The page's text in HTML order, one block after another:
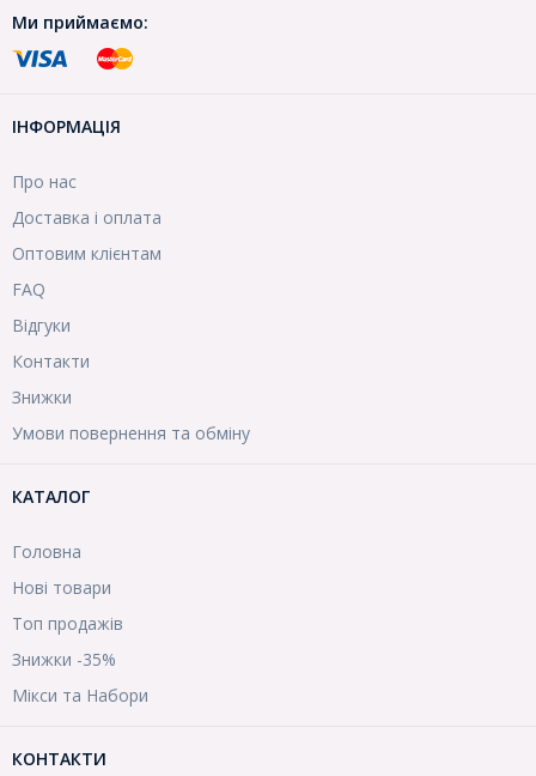
Ми приймаємо:
ІНФОРМАЦІЯ
Про нас
Доставка і оплата
Оптовим клієнтам
FAQ
Відгуки
Контакти
Знижки
Умови повернення та обміну
КАТАЛОГ
Головна
Нові товари
Топ продажів
Знижки -35%
Мікси та Набори
КОНТАКТИ